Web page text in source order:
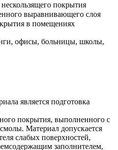
покрытия
выравнивающего слоя
в помещениях
офисы, больницы, школы,
является подготовка
покрытия, выполненного с
Материал допускается
слабых поверхностей,
заполнителем,